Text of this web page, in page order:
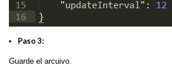
Paso 3:
Guarde el arcuivo.